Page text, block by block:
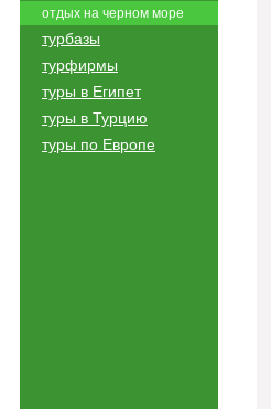
отдых на черном море
турбазы
турфирмы
туры в Египет
туры в Турцию
туры по Европе